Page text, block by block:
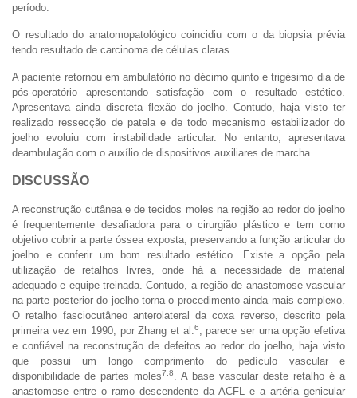
período.
O resultado do anatomopatológico coincidiu com o da biopsia prévia
tendo resultado de carcinoma de células claras.
A paciente retornou em ambulatório no décimo quinto e trigésimo dia de
pós-operatório apresentando satisfação com o resultado estético.
Apresentava ainda discreta flexão do joelho. Contudo, haja visto ter
realizado ressecção de patela e de todo mecanismo estabilizador do
joelho evoluiu com instabilidade articular. No entanto, apresentava
deambulação com o auxílio de dispositivos auxiliares de marcha.
DISCUSSÃO
A reconstrução cutânea e de tecidos moles na região ao redor do joelho
é frequentemente desafiadora para o cirurgião plástico e tem como
objetivo cobrir a parte óssea exposta, preservando a função articular do
joelho e conferir um bom resultado estético. Existe a opção pela
utilização de retalhos livres, onde há a necessidade de material
adequado e equipe treinada. Contudo, a região de anastomose vascular
na parte posterior do joelho torna o procedimento ainda mais complexo.
O retalho fasciocutâneo anterolateral da coxa reverso, descrito pela
primeira vez em 1990, por Zhang et al.
6
, parece ser uma opção efetiva
e confiável na reconstrução de defeitos ao redor do joelho, haja visto
que possui um longo comprimento do pedículo vascular e
disponibilidade de partes moles7,8
. A base vascular deste retalho é a
anastomose entre o ramo descendente da ACFL e a artéria genicular